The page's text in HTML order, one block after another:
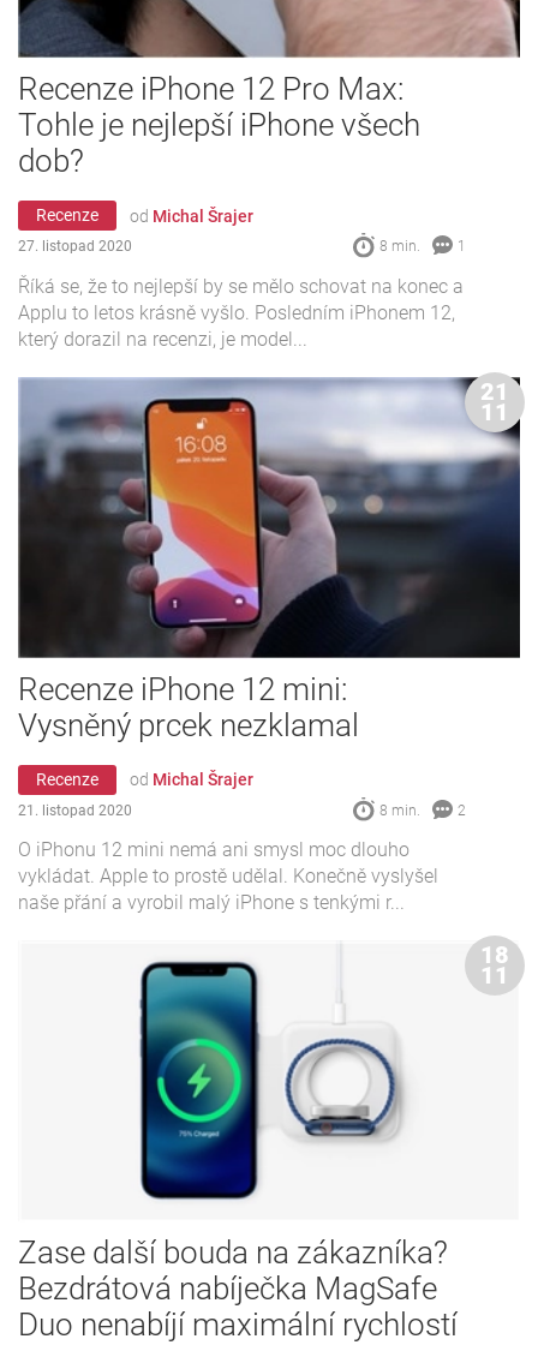
Recenze iPhone 12 Pro Max:
Tohle je nejlepší iPhone všech
dob?
Recenze od Michal Šrajer
27. listopad 2020 8 min. 1
Říká se, že to nejlepší by se mělo schovat na konec a
Applu to letos krásně vyšlo. Posledním iPhonem 12,
který dorazil na recenzi, je model...
Recenze iPhone 12 mini:
Vysněný prcek nezklamal
Recenze od Michal Šrajer
21. listopad 2020 8 min. 2
O iPhonu 12 mini nemá ani smysl moc dlouho
vykládat. Apple to prostě udělal. Konečně vyslyšel
naše přání a vyrobil malý iPhone s tenkými r...
21
11
Zase další bouda na zákazníka?
Bezdrátová nabíječka MagSafe
Duo nenabíjí maximální rychlostí
18
11